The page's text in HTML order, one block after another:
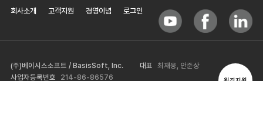
회사소개 고객지원 경영이념 로그인
(주)베이시스소프트 / BasisSoft, Inc. 대표
최재웅, 안준상
사업자등록번호
214-86-86576
원격지원